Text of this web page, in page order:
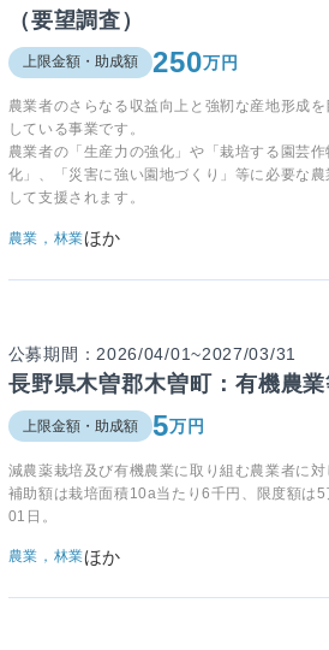
（要望調査）
上限金額・助成額 250万円
農業者のさらなる収益向上と強靭な産地形成
している事業です。
農業者の「生産力の強化」や「栽培する園芸
化」、「災害に強い園地づくり」等に必要な
して支援されます。
農業，林業ほか
公募期間：2026/04/01~2027/03/31
長野県木曽郡木曽町：有機農
上限金額・助成額 5万円
減農薬栽培及び有機農業に取り組む農業者に対
補助額は栽培面積10a当たり6千円、限度額は
01日。
農業，林業ほか